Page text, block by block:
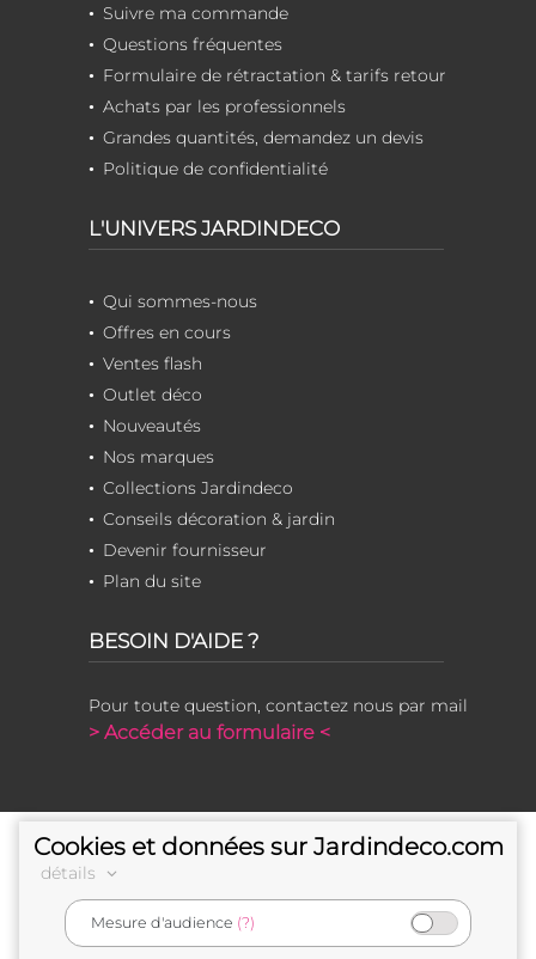
Suivre ma commande
Questions fréquentes
Formulaire de rétractation & tarifs retour
Achats par les professionnels
Grandes quantités, demandez un devis
Politique de confidentialité
L'UNIVERS JARDINDECO
Qui sommes-nous
Offres en cours
Ventes flash
Outlet déco
Nouveautés
Nos marques
Collections Jardindeco
Conseils décoration & jardin
Devenir fournisseur
Plan du site
BESOIN D'AIDE ?
Pour toute question, contactez nous par mail
> Accéder au formulaire <
Cookies et données sur Jardindeco.com
détails
Mesure d'audience (?)